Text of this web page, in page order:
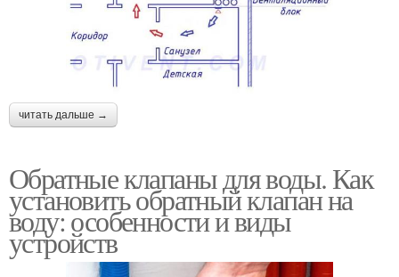
читать дальше →
Обратные клапаны для воды. Как
установить обратный клапан на
воду: особенности и виды
устройств